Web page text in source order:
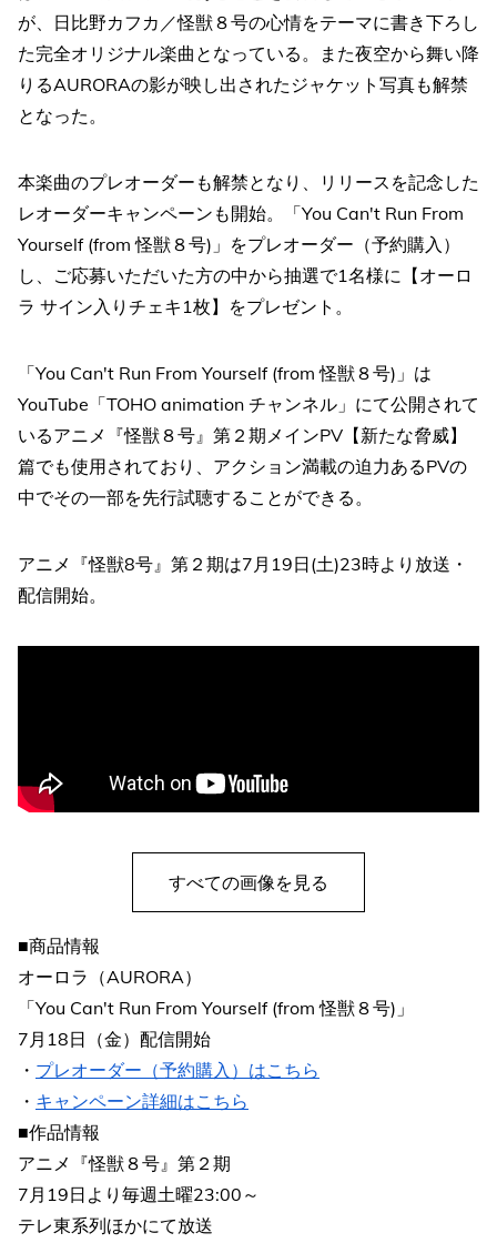
が、日比野カフカ／怪獣８号の心情をテーマに書き下ろし
た完全オリジナル楽曲となっている。また夜空から舞い降
りるAURORAの影が映し出されたジャケット写真も解禁
となった。
本楽曲のプレオーダーも解禁となり、リリースを記念した
レオーダーキャンペーンも開始。「You Can't Run From
Yourself (from 怪獣８号)」をプレオーダー（予約購入）
し、ご応募いただいた方の中から抽選で1名様に【オーロ
ラ サイン入りチェキ1枚】をプレゼント。
「You Can't Run From Yourself (from 怪獣８号)」は
YouTube「TOHO animation チャンネル」にて公開されて
いるアニメ『怪獣８号』第２期メインPV【新たな脅威】
篇でも使用されており、アクション満載の迫力あるPVの
中でその一部を先行試聴することができる。
アニメ『怪獣8号』第２期は7月19日(土)23時より放送・
配信開始。
すべての画像を見る
■商品情報
オーロラ（AURORA）
「You Can't Run From Yourself (from 怪獣８号)」
7月18日（金）配信開始
・ プレオーダー（予約購入）はこちら
・ キャンペーン詳細はこちら
■作品情報
アニメ『怪獣８号』第２期
7月19日より毎週土曜23:00～
テレ東系列ほかにて放送